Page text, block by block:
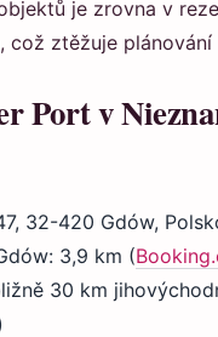
je zrovna v
což ztěžuje
Port v
32-420 Gdów,
3,9 km (
30 km